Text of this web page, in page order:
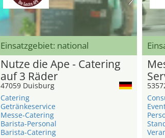
Einsatzgebiet: national
Nutze die Ape - Catering
auf 3 Räder
47059 Duisburg
Catering
Getränkeservice
Messe-Catering
Barista-Personal
Barista-Catering